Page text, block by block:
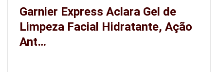
Garnier Express Aclara Gel de
Limpeza Facial Hidratante, Ação
Ant…